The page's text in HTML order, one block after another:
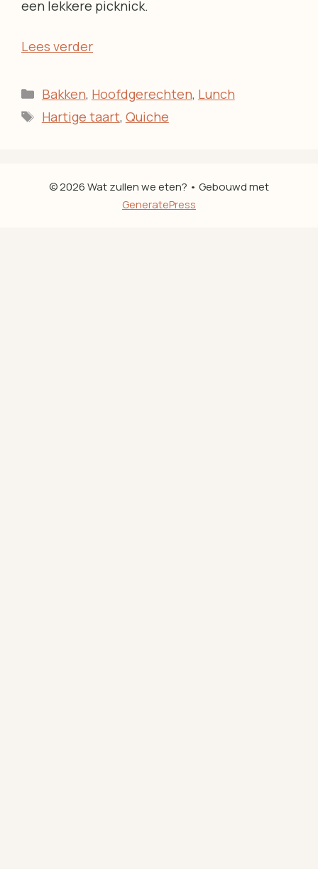
een lekkere picknick.
Lees verder
Categorieën
Bakken, Hoofdgerechten, Lunch
Tags
Hartige taart, Quiche
© 2026 Wat zullen we eten? • Gebouwd met
GeneratePress